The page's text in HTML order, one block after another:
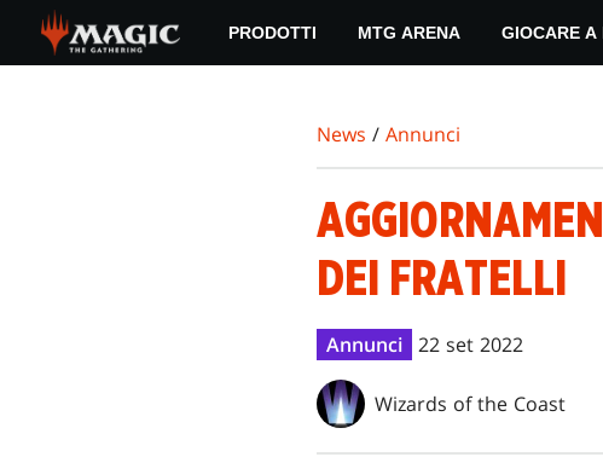
main
PRODOTTI MTG ARENA GIOCARE A
News / Annunci
DEI FRATELLI
Annunci 22 set 2022
Wizards of the Coast